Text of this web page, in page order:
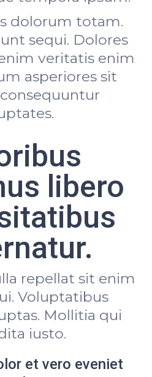
dolorum totam.
sequi. Dolores
veritatis enim
asperiores sit
libero
repellat sit enim
Voluptatibus
Mollitia qui
iusto.
et vero eveniet